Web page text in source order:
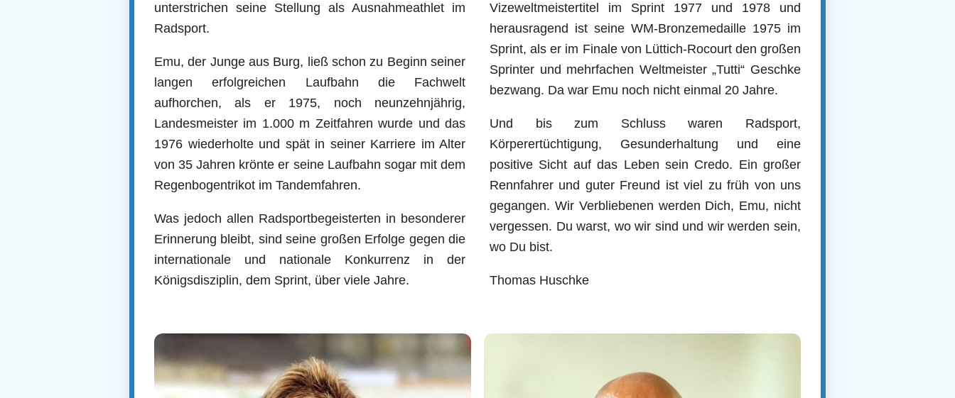
unterstrichen seine Stellung als Ausnahmeathlet im
Radsport.
Emu, der Junge aus Burg, ließ schon zu Beginn seiner
langen erfolgreichen Laufbahn die Fachwelt
aufhorchen, als er 1975, noch neunzehnjährig,
Landesmeister im 1.000 m Zeitfahren wurde und das
1976 wiederholte und spät in seiner Karriere im Alter
von 35 Jahren krönte er seine Laufbahn sogar mit dem
Regenbogentrikot im Tandemfahren.
Was jedoch allen Radsportbegeisterten in besonderer
Erinnerung bleibt, sind seine großen Erfolge gegen die
internationale und nationale Konkurrenz in der
Königsdisziplin, dem Sprint, über viele Jahre.
Vizeweltmeistertitel im Sprint 1977 und 1978 und
herausragend ist seine WM-Bronzemedaille 1975 im
Sprint, als er im Finale von Lüttich-Rocourt den großen
Sprinter und mehrfachen Weltmeister „Tutti“ Geschke
bezwang. Da war Emu noch nicht einmal 20 Jahre.
Und bis zum Schluss waren Radsport,
Körperertüchtigung, Gesunderhaltung und eine
positive Sicht auf das Leben sein Credo. Ein großer
Rennfahrer und guter Freund ist viel zu früh von uns
gegangen. Wir Verbliebenen werden Dich, Emu, nicht
vergessen. Du warst, wo wir sind und wir werden sein,
wo Du bist.
Thomas Huschke